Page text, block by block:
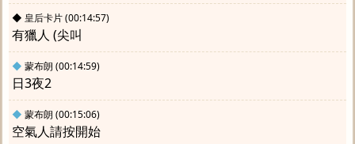
◆ 皇后卡片(00:14:57)
有獵人 (尖叫
◆ 蒙布朗 (00:14:59)
日3夜2
◆ 蒙布朗 (00:15:06)
空氣人請按開始